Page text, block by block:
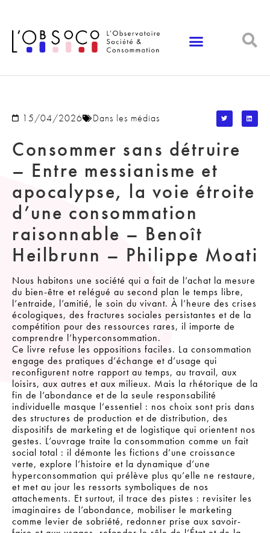
15/04/2026 Dans les médias
Consommer sans détruire
– Entre messianisme et
apocalypse, la voie étroite
d’une consommation
raisonnable – Benoît
Heilbrunn – Philippe Moati
Nous habitons une société qui a fait de l’achat la mesure
du bien-être et relégué au second plan le temps libre,
l’entraide, l’amitié, le soin du vivant. À l’heure des crises
écologiques, des fractures sociales persistantes et de la
compétition pour des ressources rares, il importe de
comprendre l’hyperconsommation.
Ce livre refuse les oppositions faciles. La consommation
engage des pratiques d’échange et d’usage qui
reconfigurent notre rapport au temps, au travail, aux
loisirs, aux autres et aux milieux. Mais la rhétorique de la
fin de l’abondance et de la seule responsabilité
individuelle masque l’essentiel : nos choix sont pris dans
des structures de production et de distribution, des
dispositifs de marketing et de logistique qui orientent nos
gestes. L’ouvrage traite la consommation comme un fait
social total : il démonte les fictions d’une croissance
verte, explore l’histoire et la dynamique d’une
hyperconsommation qui prélève plus qu’elle ne restaure,
et met au jour les ressorts symboliques de nos
attachements. Et surtout, il trace des pistes : revisiter les
imaginaires de l’abondance, mobiliser le marketing
comme levier de sobriété, redonner prise aux savoir-